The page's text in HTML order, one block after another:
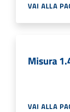
VAI ALLA
Misura
VAI ALLA